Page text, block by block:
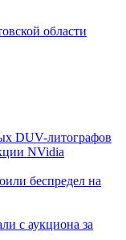
области
DUV-литографов
NVidia
беспредел на
с аукциона за